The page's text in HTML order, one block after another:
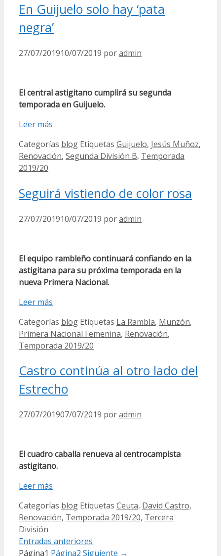
En Guijuelo solo hay ‘pata
negra’
27/07/201910/07/2019 poradmin
El central astigitano cumplirá su segunda
temporada en Guijuelo.
Leer más
Categorías blog Etiquetas Guijuelo, Jesús Muñoz,
Renovación, Segunda División B, Temporada
2019/20
Seguirá vistiendo de color rosa
27/07/201910/07/2019 poradmin
El equipo rambleño continuará confiando en la
astigitana para su próxima temporada en la
nueva Primera Nacional.
Leer más
Categorías blog Etiquetas La Rambla, Munzón,
Primera Nacional Femenina, Renovación,
Temporada 2019/20
Castro continúa al otro lado del
Estrecho
27/07/201907/07/2019 poradmin
El cuadro caballa renueva al centrocampista
astigitano.
Leer más
Categorías blog Etiquetas Ceuta, David Castro,
Renovación, Temporada 2019/20, Tercera
División
Entradas anteriores
Página1 Página2 Siguiente →